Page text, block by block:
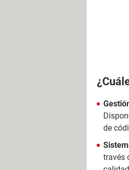
de
través